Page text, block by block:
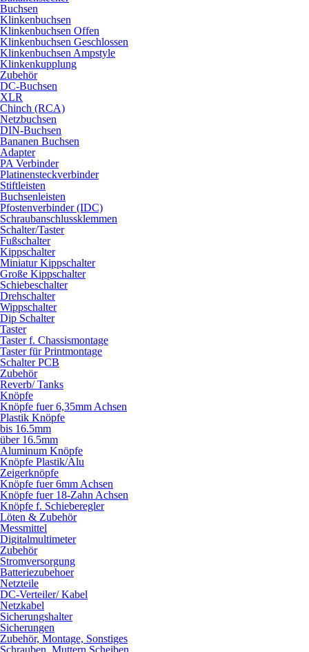
Buchsen
Klinkenbuchsen
Klinkenbuchsen Offen
Klinkenbuchsen Geschlossen
Klinkenbuchsen Ampstyle
Klinkenkupplung
Zubehör
DC-Buchsen
XLR
Chinch (RCA)
Netzbuchsen
DIN-Buchsen
Bananen Buchsen
Adapter
PA Verbinder
Platinensteckverbinder
Stiftleisten
Buchsenleisten
Pfostenverbinder (IDC)
Schraubanschlussklemmen
Schalter/Taster
Fußschalter
Kippschalter
Miniatur Kippschalter
Große Kippschalter
Schiebeschalter
Drehschalter
Wippschalter
Dip Schalter
Taster
Taster f. Chassismontage
Taster für Printmontage
Schalter PCB
Zubehör
Reverb/ Tanks
Knöpfe
Knöpfe fuer 6,35mm Achsen
Plastik Knöpfe
bis 16.5mm
über 16.5mm
Aluminum Knöpfe
Knöpfe Plastik/Alu
Zeigerknöpfe
Knöpfe fuer 6mm Achsen
Knöpfe fuer 18-Zahn Achsen
Knöpfe f. Schieberegler
Löten & Zubehör
Messmittel
Digitalmultimeter
Zubehör
Stromversorgung
Batteriezubehoer
Netzteile
DC-Verteiler/ Kabel
Netzkabel
Sicherungshalter
Sicherungen
Zubehör, Montage, Sonstiges
Schrauben, Muttern Scheiben